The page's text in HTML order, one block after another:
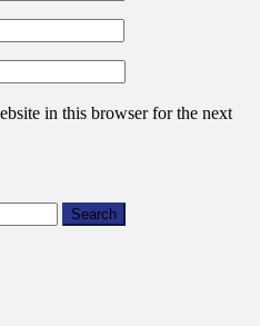
in this browser for the next